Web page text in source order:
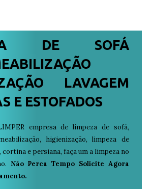
DE SOFÁ
LAVAGEM
E ESTOFADOS
empresa de limpeza de sofá,
higienização, limpeza de
e persiana, faça um a limpeza no
Não Perca Tempo Solicite Agora